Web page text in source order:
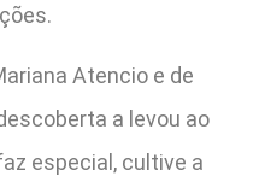
Atencio e de
a levou ao
especial, cultive a